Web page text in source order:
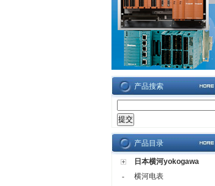
产品搜索
产品目录
日本横河yokogawa
-
横河电表